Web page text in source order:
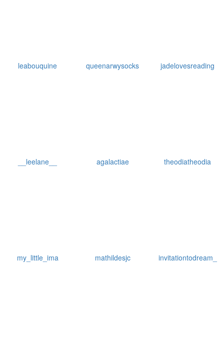
leabouquine queenarwysocks jadelovesreading
__leelane__ agalactiae theodiatheodia
my_little_ima mathildesjc invitationtodream_